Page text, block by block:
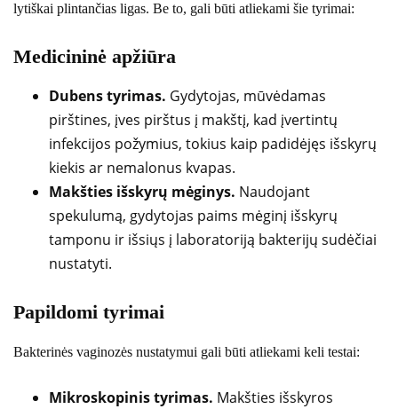
lytiškai plintančias ligas. Be to, gali būti atliekami šie tyrimai:
Medicininė apžiūra
Dubens tyrimas. Gydytojas, mūvėdamas
pirštines, įves pirštus į makštį, kad įvertintų
infekcijos požymius, tokius kaip padidėjęs išskyrų
kiekis ar nemalonus kvapas.
Makšties išskyrų mėginys. Naudojant
spekulumą, gydytojas paims mėginį išskyrų
tamponu ir išsiųs į laboratoriją bakterijų sudėčiai
nustatyti.
Papildomi tyrimai
Bakterinės vaginozės nustatymui gali būti atliekami keli testai:
Mikroskopinis tyrimas. Makšties išskyros